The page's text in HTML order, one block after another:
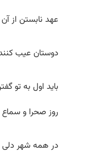
عهد نابستن از
دوستان عیب
باید اول به تو
روز صحرا و
در همه شهر دلی